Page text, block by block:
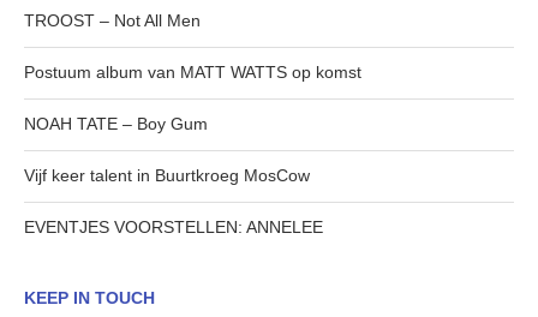
TROOST – Not All Men
Postuum album van MATT WATTS op komst
NOAH TATE – Boy Gum
Vijf keer talent in Buurtkroeg MosCow
EVENTJES VOORSTELLEN: ANNELEE
KEEP IN TOUCH